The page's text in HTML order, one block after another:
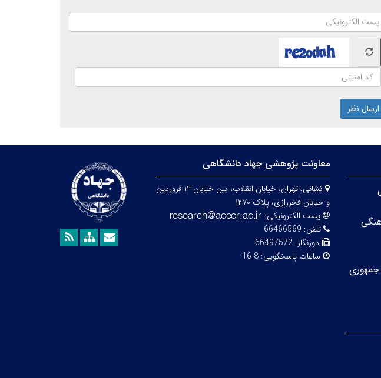
ارسال نظر
معاونت پژوهشی جهاد دانشگاهی
نشانی:
تهران، خیابان انقلاب، بین خیابان ۱۲ فروردین
و خیابان فخررازی، پلاک ۱۲۷۰
پست الکترونیکی:
تلفن: 66466569
دورنگار:66497572
ساعات پاسخگویی:8-16